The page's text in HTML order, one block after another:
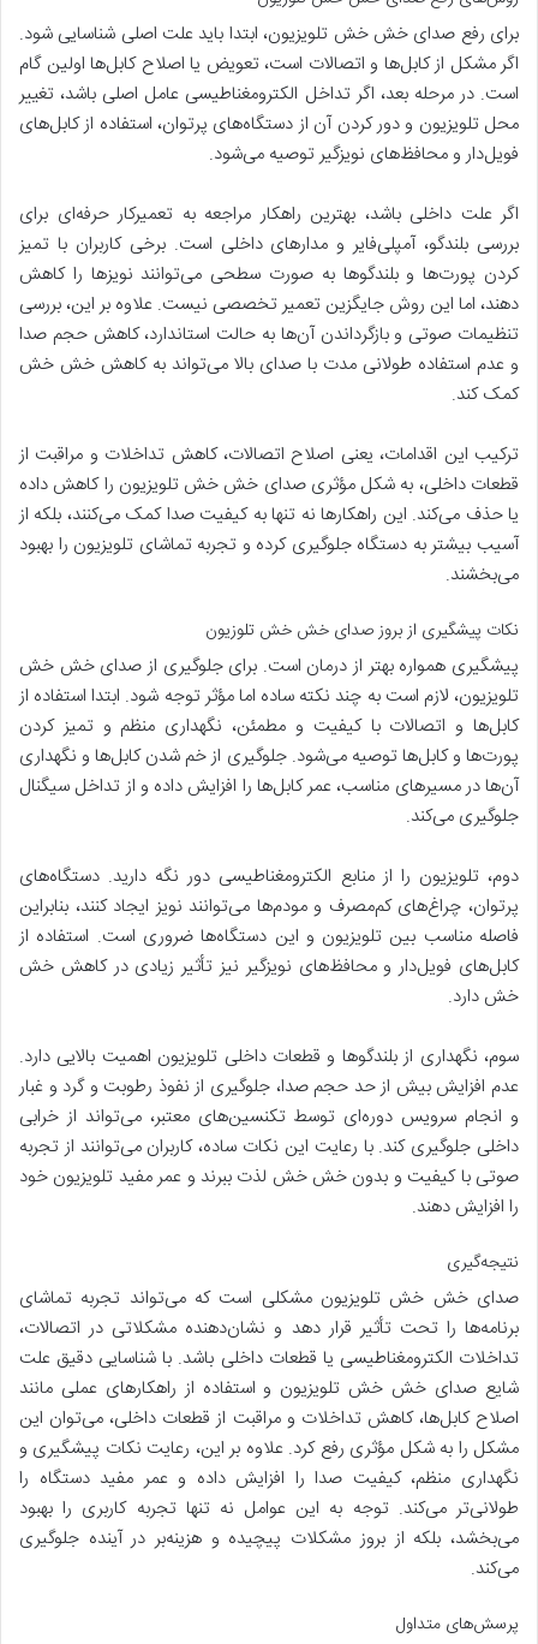
برای رفع صدای خش خش تلویزیون، ابتدا باید علت اصلی شناسایی شود.
اگر مشکل از کابل‌ها و اتصالات است، تعویض یا اصلاح کابل‌ها اولین گام
است. در مرحله بعد، اگر تداخل الکترومغناطیسی عامل اصلی باشد، تغییر
محل تلویزیون و دور کردن آن از دستگاه‌های پرتوان، استفاده از کابل‌های
فویل‌دار و محافظ‌های نویزگیر توصیه می‌شود.
اگر علت داخلی باشد، بهترین راهکار مراجعه به تعمیرکار حرفه‌ای برای
بررسی بلندگو، آمپلی‌فایر و مدارهای داخلی است. برخی کاربران با تمیز
کردن پورت‌ها و بلندگوها به صورت سطحی می‌توانند نویزها را کاهش
دهند، اما این روش جایگزین تعمیر تخصصی نیست. علاوه بر این، بررسی
تنظیمات صوتی و بازگرداندن آن‌ها به حالت استاندارد، کاهش حجم صدا
و عدم استفاده طولانی مدت با صدای بالا می‌تواند به کاهش خش خش
کمک کند.
ترکیب این اقدامات، یعنی اصلاح اتصالات، کاهش تداخلات و مراقبت از
قطعات داخلی، به شکل مؤثری صدای خش خش تلویزیون را کاهش داده
یا حذف می‌کند. این راهکارها نه تنها به کیفیت صدا کمک می‌کنند، بلکه از
آسیب بیشتر به دستگاه جلوگیری کرده و تجربه تماشای تلویزیون را بهبود
می‌بخشند.
نکات پیشگیری از بروز صدای خش خش تلوزیون
پیشگیری همواره بهتر از درمان است. برای جلوگیری از صدای خش خش
تلویزیون، لازم است به چند نکته ساده اما مؤثر توجه شود. ابتدا استفاده از
کابل‌ها و اتصالات با کیفیت و مطمئن، نگهداری منظم و تمیز کردن
پورت‌ها و کابل‌ها توصیه می‌شود. جلوگیری از خم شدن کابل‌ها و نگهداری
آن‌ها در مسیرهای مناسب، عمر کابل‌ها را افزایش داده و از تداخل سیگنال
جلوگیری می‌کند.
دوم، تلویزیون را از منابع الکترومغناطیسی دور نگه دارید. دستگاه‌های
پرتوان، چراغ‌های کم‌مصرف و مودم‌ها می‌توانند نویز ایجاد کنند، بنابراین
فاصله مناسب بین تلویزیون و این دستگاه‌ها ضروری است. استفاده از
کابل‌های فویل‌دار و محافظ‌های نویزگیر نیز تأثیر زیادی در کاهش خش
خش دارد.
سوم، نگهداری از بلندگوها و قطعات داخلی تلویزیون اهمیت بالایی دارد.
عدم افزایش بیش از حد حجم صدا، جلوگیری از نفوذ رطوبت و گرد و غبار
و انجام سرویس دوره‌ای توسط تکنسین‌های معتبر، می‌تواند از خرابی
داخلی جلوگیری کند. با رعایت این نکات ساده، کاربران می‌توانند از تجربه
صوتی با کیفیت و بدون خش خش لذت ببرند و عمر مفید تلویزیون خود
را افزایش دهند.
نتیجه‌گیری
صدای خش خش تلویزیون مشکلی است که می‌تواند تجربه تماشای
برنامه‌ها را تحت تأثیر قرار دهد و نشان‌دهنده مشکلاتی در اتصالات،
تداخلات الکترومغناطیسی یا قطعات داخلی باشد. با شناسایی دقیق علت
شایع صدای خش خش تلویزیون و استفاده از راهکارهای عملی مانند
اصلاح کابل‌ها، کاهش تداخلات و مراقبت از قطعات داخلی، می‌توان این
مشکل را به شکل مؤثری رفع کرد. علاوه بر این، رعایت نکات پیشگیری و
نگهداری منظم، کیفیت صدا را افزایش داده و عمر مفید دستگاه را
طولانی‌تر می‌کند. توجه به این عوامل نه تنها تجربه کاربری را بهبود
می‌بخشد، بلکه از بروز مشکلات پیچیده و هزینه‌بر در آینده جلوگیری
می‌کند.
پرسش‌های متداول